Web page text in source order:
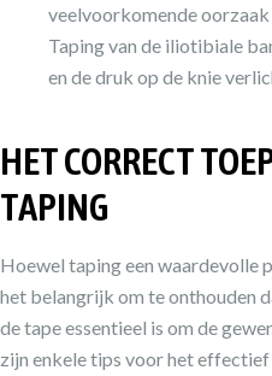
veelvoorkomende
Taping van de iliotibiale
en de druk op de knie
HET CORRECT
TAPING
Hoewel taping een waardevolle
het belangrijk om te onthouden
de tape essentieel is om de
zijn enkele tips voor het